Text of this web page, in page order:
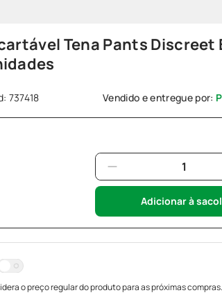
Tena Pants Discreet
: 737418 Vendido e entregue por:
Adicionar à
o preço regular do produto para as próximas compras.